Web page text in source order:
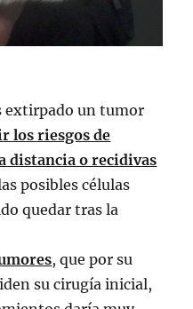
extirpado un tumor
los riesgos de
distancia o recidivas
posibles células
quedar tras la
, que por su
su cirugía inicial,